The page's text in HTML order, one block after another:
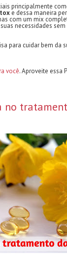
principalmente
e dessa maneira
com um mix
necessidades
para cuidar bem da
você. Aproveite essa
no